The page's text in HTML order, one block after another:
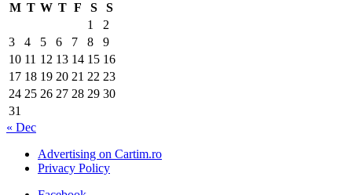
M T W T F S
S
1
2
3
4 5 6 7 8
9
10 11 12 13 14 15 16
17 18 19 20 21 22 23
24 25 26 27 28 29 30
31
« Dec
Advertising on Cartim.ro
Privacy Policy